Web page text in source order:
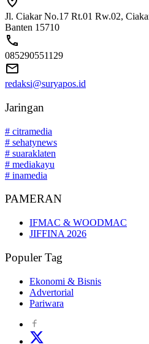
Jl. Ciakar No.17 Rt.01 Rw.02,
Banten 15710
085290551129
redaksi@suryapos.id
Jaringan
# citramedia
# sehatynews
# suaraklaten
# mediakayu
# inamedia
PAMERAN
IFMAC & WOODMAC
JIFFINA 2026
Populer Tag
Ekonomi & Bisnis
Advertorial
Pariwara